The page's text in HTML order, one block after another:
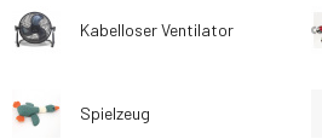
Kabelloser Ventilator
Spielzeug